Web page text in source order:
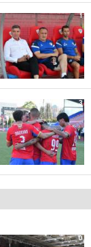
1
3
0